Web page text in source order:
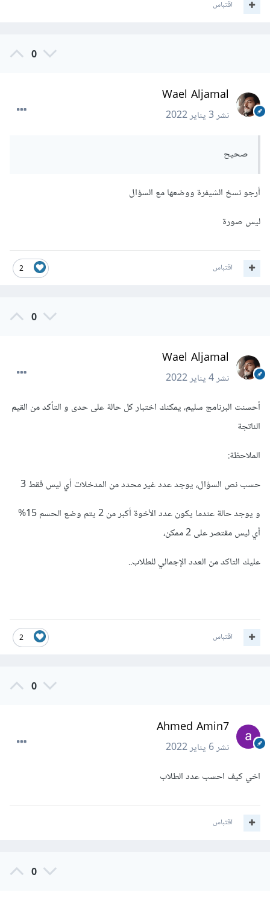
اقتباس
0
Wael Aljamal
نشر3 يناير 2022
صحيح
أرجو نسخ الشيفرة ووضعها مع السؤال
ليس صورة
2 اقتباس
0
Wael Aljamal
نشر4 يناير 2022
أحسنت البرنامج سليم، يمكنك اختبار كل حالة على حدى و التأكد من القيم
الناتجة
الملاحظة:
حسب نص السؤال، يوجد عدد غير محدد من المدخلات أي ليس فقط 3
و يوجد حالة عندما يكون عدد الأخوة أكبر من 2 يتم وضع الحسم 15%
أي ليس مقتصر على 2 ممكن،
عليك التاكد من العدد الإجمالي للطلاب..
2 اقتباس
0
Ahmed Amin7
نشر6 يناير 2022
اخي كيف احسب عدد الطلاب
اقتباس
0